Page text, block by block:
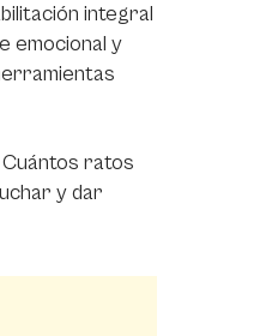
integral
emocional y
ratos
y dar